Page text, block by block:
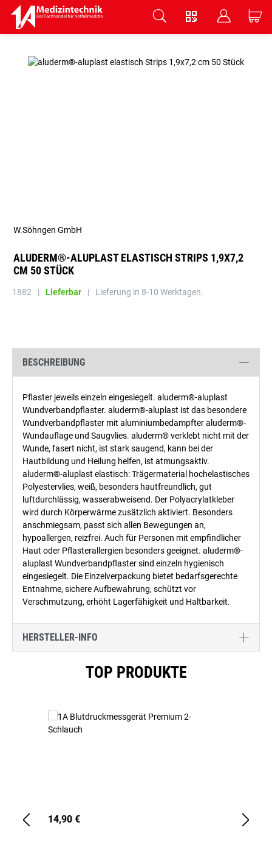
V B C
ALUDERM®-ALUPLAST ELASTISCH STRIPS 1,9X7,2
CM 50 STÜCK
W.Söhngen GmbH
1882 | Lieferbar | Lieferung in 8-10 Werktagen.
BESCHREIBUNG
Pflaster jeweils einzeln eingesiegelt. aluderm®-aluplast
Wundverbandpflaster. aluderm®-aluplast ist das besondere
Wundverbandpflaster mit aluminiumbedampfter aluderm®-
Wundauflage und Saugvlies. aluderm® verklebt nicht mit der
Wunde, fasert nicht, ist stark saugend, kann bei der
Hautbildung und Heilung helfen, ist atmungsaktiv.
aluderm®-aluplast elastisch: Trägermaterial hochelastisches
Polyestervlies, weiß, besonders hautfreundlich, gut
luftdurchlässig, wasserabweisend. Der Polyacrylatkleber
wird durch Körperwärme zusätzlich aktiviert. Besonders
anschmiegsam, passt sich allen Bewegungen an,
hypoallergen, reizfrei. Auch für Personen mit empfindlicher
Haut oder Pflasterallergien besonders geeignet. aluderm®-
aluplast Wundverbandpflaster sind einzeln hygienisch
eingesiegelt. Die Einzelverpackung bietet bedarfsgerechte
Entnahme, sichere Aufbewahrung, schützt vor
Verschmutzung, erhöht Lagerfähigkeit und Haltbarkeit.
HERSTELLER-INFO
TOP PRODUKTE
14,90 €